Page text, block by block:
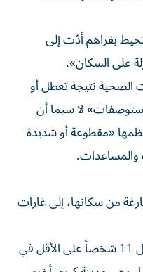
بقراهم أدّت إلى
على السكان».
الصحية نتيجة تعطل أو
لا سيما أن
«مقطوعة أو شديدة
من سكانها، إلى غارات
وأحصت وزارة الصحة، الثلاثاء، مقتل 11 شخصاً على الأقل في